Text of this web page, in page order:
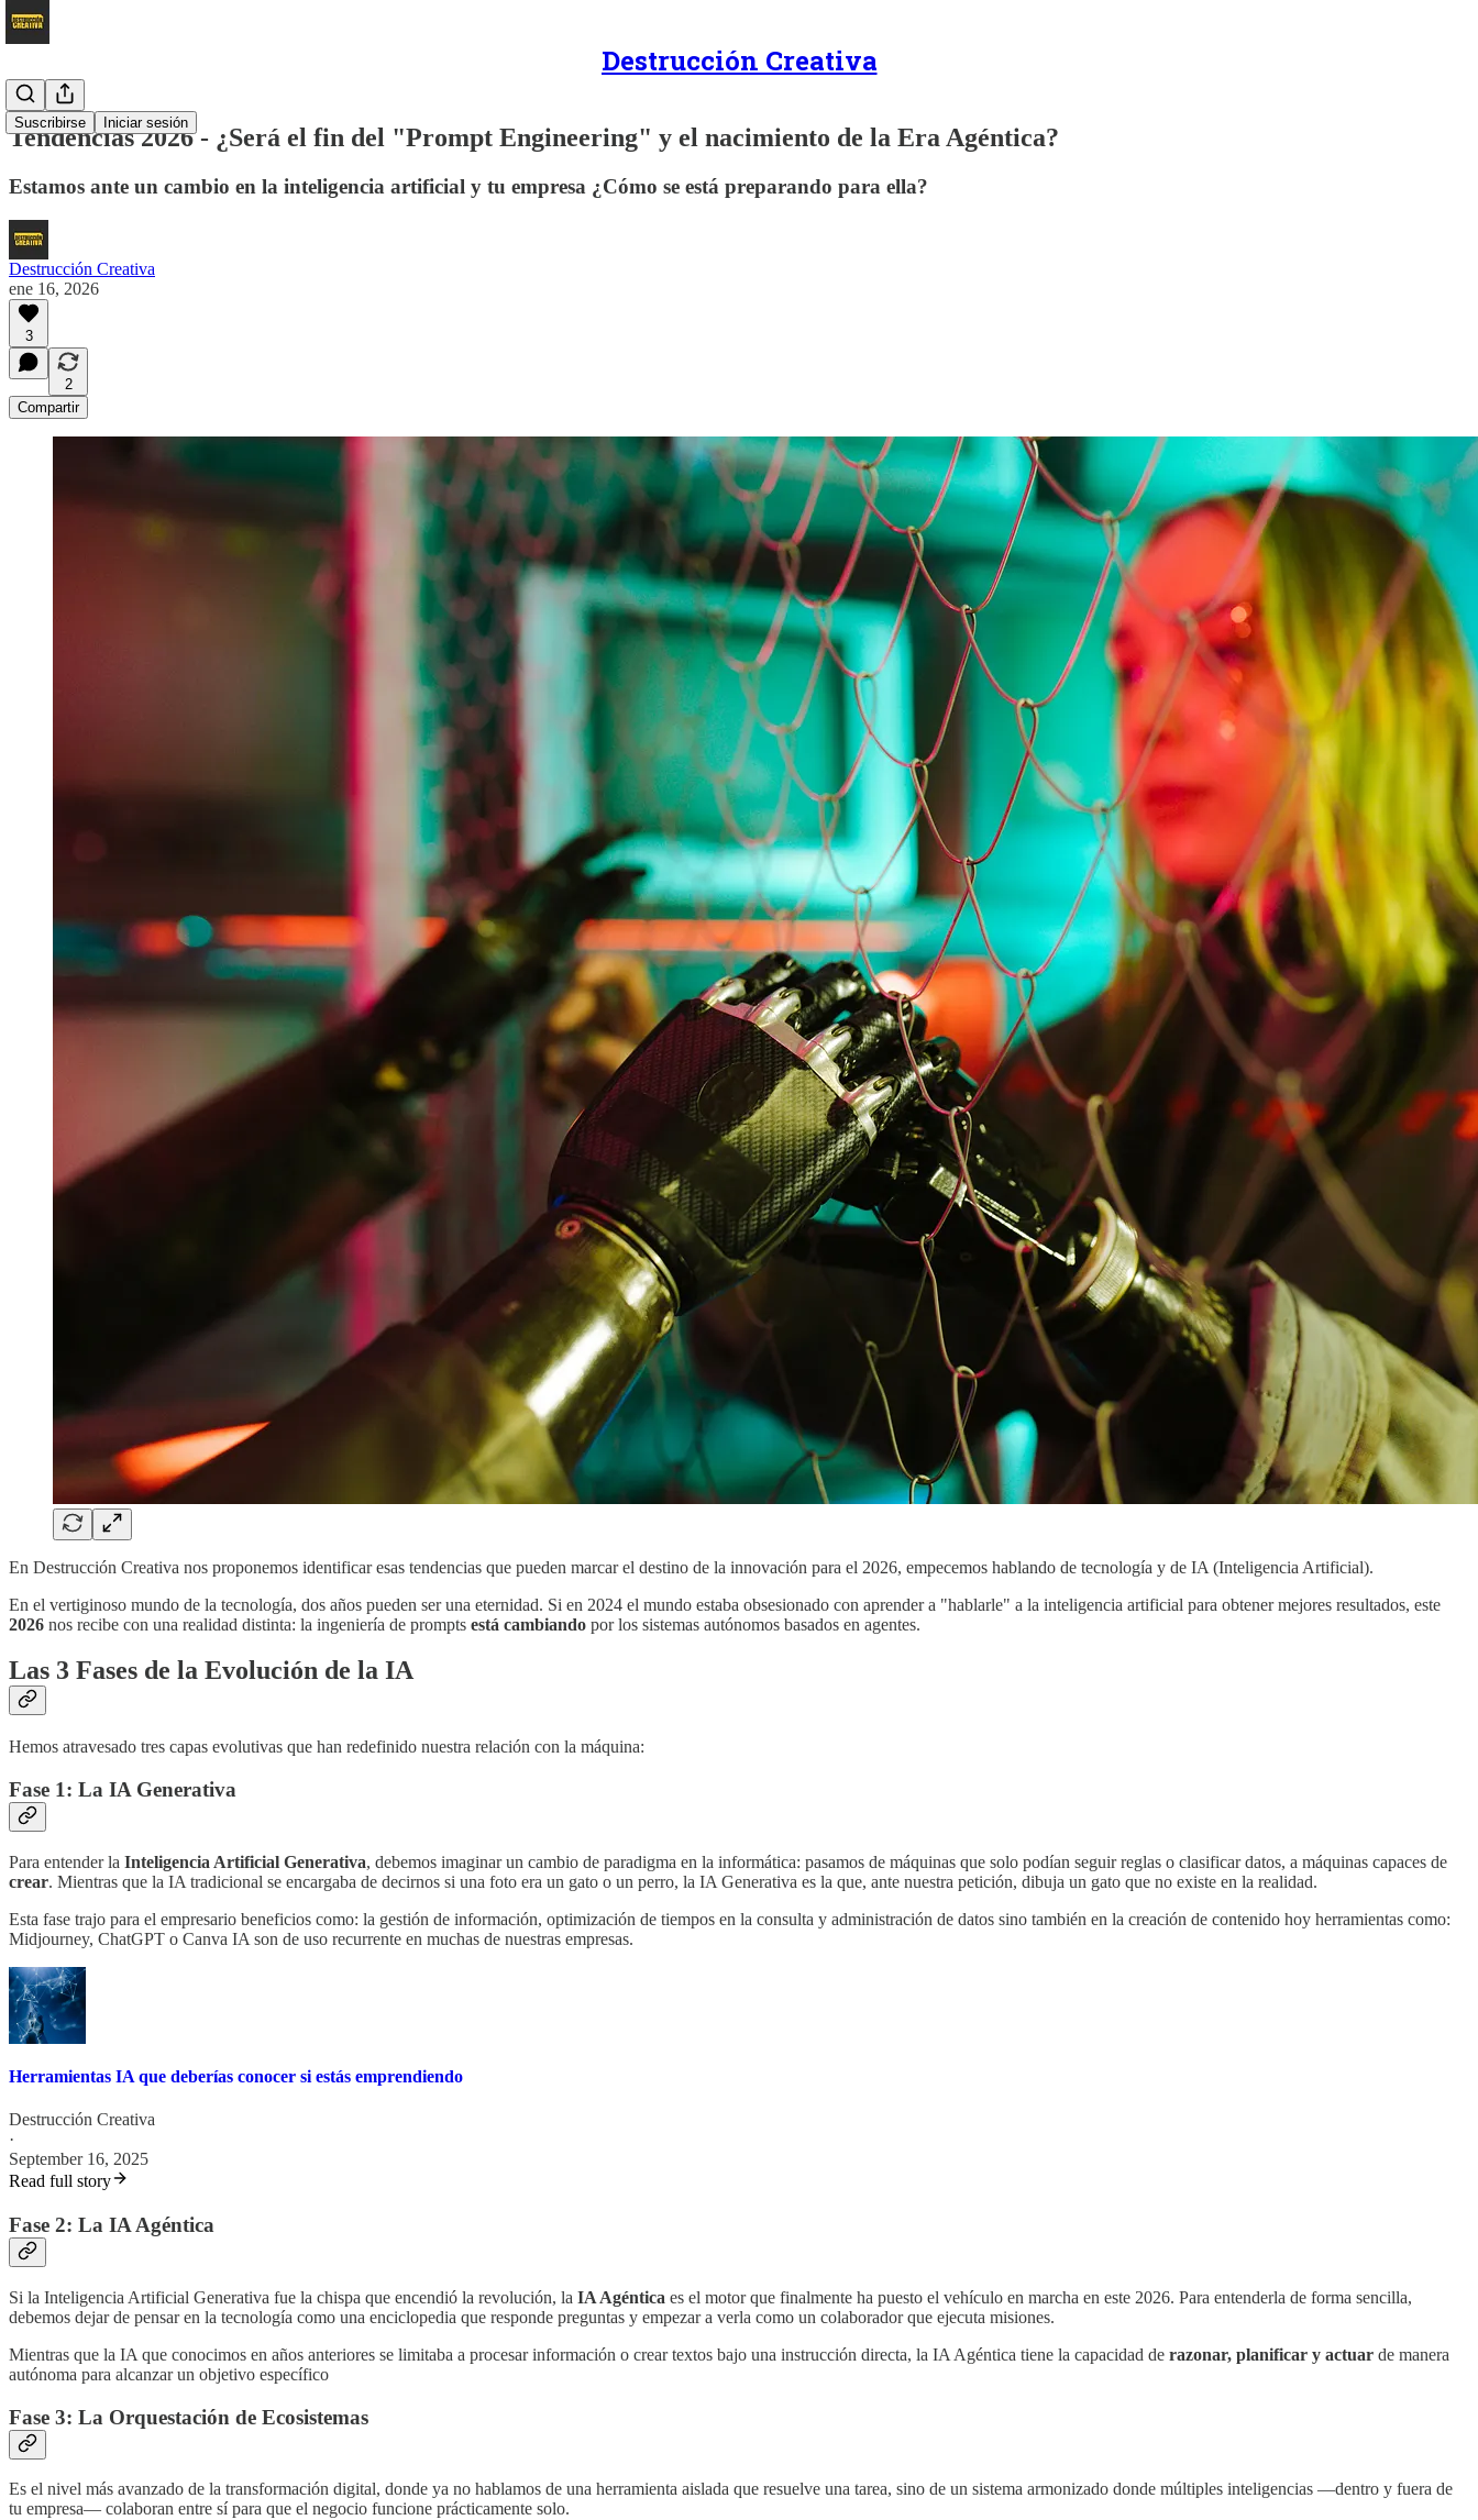
Destrucción Creativa
Suscribirse Iniciar sesión
Tendencias 2026 - ¿Será el fin del "Prompt Engineering" y el nacimiento de la Era Agéntica?
Estamos ante un cambio en la inteligencia artificial y tu empresa ¿Cómo se está preparando para ella?
Destrucción Creativa
ene 16, 2026
3
2
Compartir
En Destrucción Creativa nos proponemos identificar esas tendencias que pueden marcar el destino de la innovación para el 2026, empecemos hablando de tecnología y de IA (Inteligencia Artificial).
En el vertiginoso mundo de la tecnología, dos años pueden ser una eternidad. Si en 2024 el mundo estaba obsesionado con aprender a "hablarle" a la inteligencia artificial para obtener mejores resultados, este
2026 nos recibe con una realidad distinta: la ingeniería de prompts está cambiando por los sistemas autónomos basados en agentes.
Las 3 Fases de la Evolución de la IA
Hemos atravesado tres capas evolutivas que han redefinido nuestra relación con la máquina:
Fase 1: La IA Generativa
Para entender la Inteligencia Artificial Generativa, debemos imaginar un cambio de paradigma en la informática: pasamos de máquinas que solo podían seguir reglas o clasificar datos, a máquinas capaces de
crear. Mientras que la IA tradicional se encargaba de decirnos si una foto era un gato o un perro, la IA Generativa es la que, ante nuestra petición, dibuja un gato que no existe en la realidad.
Esta fase trajo para el empresario beneficios como: la gestión de información, optimización de tiempos en la consulta y administración de datos sino también en la creación de contenido hoy herramientas como:
Midjourney, ChatGPT o Canva IA son de uso recurrente en muchas de nuestras empresas.
Herramientas IA que deberías conocer si estás emprendiendo
Destrucción Creativa
·
September 16, 2025
Read full story
Fase 2: La IA Agéntica
Si la Inteligencia Artificial Generativa fue la chispa que encendió la revolución, la IA Agéntica es el motor que finalmente ha puesto el vehículo en marcha en este 2026. Para entenderla de forma sencilla,
debemos dejar de pensar en la tecnología como una enciclopedia que responde preguntas y empezar a verla como un colaborador que ejecuta misiones.
Mientras que la IA que conocimos en años anteriores se limitaba a procesar información o crear textos bajo una instrucción directa, la IA Agéntica tiene la capacidad de razonar, planificar y actuar de manera
autónoma para alcanzar un objetivo específico
Fase 3: La Orquestación de Ecosistemas
Es el nivel más avanzado de la transformación digital, donde ya no hablamos de una herramienta aislada que resuelve una tarea, sino de un sistema armonizado donde múltiples inteligencias —dentro y fuera de
tu empresa— colaboran entre sí para que el negocio funcione prácticamente solo.